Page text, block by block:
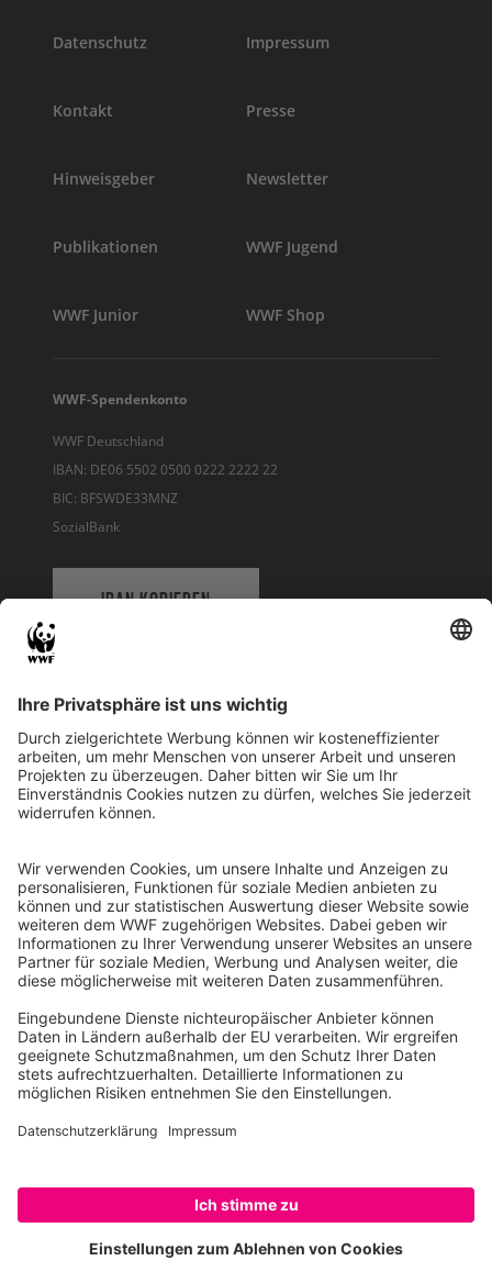
Datenschutz Impressum
Kontakt Presse
Hinweisgeber Newsletter
Publikationen WWF Jugend
WWF Junior WWF Shop
WWF-Spendenkonto
WWF Deutschland
IBAN: DE06 5502 0500 0222 2222 22
BIC: BFSWDE33MNZ
SozialBank
IBAN KOPIEREN
WWF Deutschland
Reinhardtstr. 18
10117 Berlin
Ihre Spende kann steuerlich geltend gemacht werden
Registriert als Stiftung WWF Deutschland, Senatsverwaltung für
Justiz Berlin, Az: 3416/976/2
Umsatzsteuer-Identifikationsnummer: DE 114236103
Freistellungsbescheid: Als gemeinnützige Körperschaft befreit
von der Körperschaftssteuer gem. §5 I 9 KStg. unter der
Steuernummer 27/641/09321